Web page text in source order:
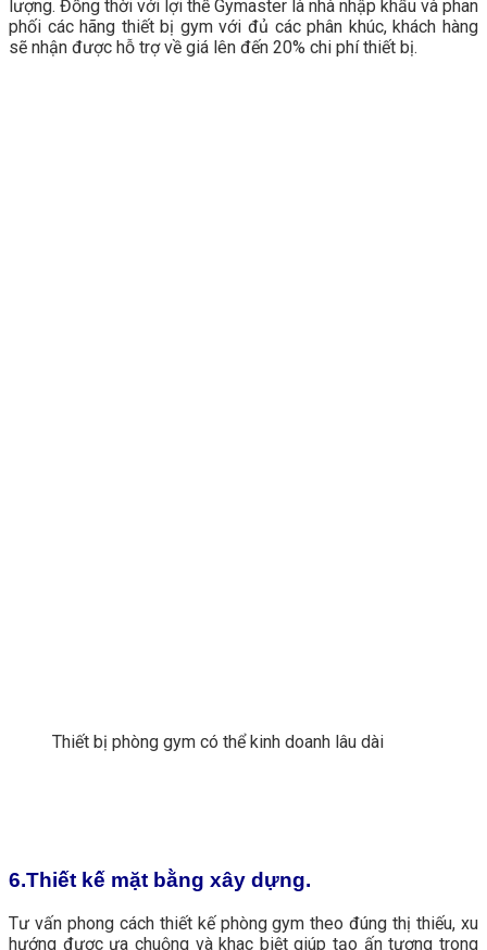
lượng. Đồng thời với lợi thế Gymaster là nhà nhập khẩu và phan
phối các hãng thiết bị gym với đủ các phân khúc, khách hàng
sẽ nhận được hỗ trợ về giá lên đến 20% chi phí thiết bị.
Thiết bị phòng gym có thể kinh doanh lâu dài
6.Thiết kế mặt bằng xây dựng.
Tư vấn phong cách thiết kế phòng gym theo đúng thị thiếu, xu
hướng được ưa chuộng và khac biệt giúp tạo ấn tượng trong